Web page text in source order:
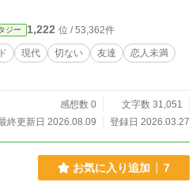
病を境に 咲子
わる。 年頃になった咲子には 贈り物
贈り物攻勢は 咲子が結婚後も続く。姿
のせいで 咲子・満の夫婦は 離婚の危機
の中に二人存在する異常事態を解消すべ
めたら、どん
、ご容赦願います。 ＊お読みいただいて
し上げます。 ＊ストーリー展開
ジー 1,222 位 / 53,362件
現代 切ない 友達
恋人未満
感想数 0
文字数 31,051
終更新日 2026.08.09
登録日 2026.03.27
お気に入り追加 7